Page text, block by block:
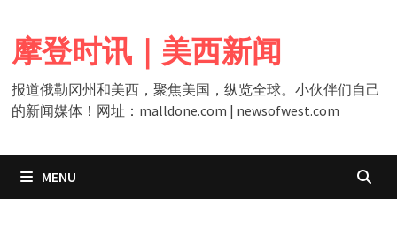
content
摩登时讯｜美西新闻
报道俄勒冈州和美西，聚焦美国，纵览全球。小伙伴们自己
的新闻媒体！网址：malldone.com | newsofwest.com
MENU